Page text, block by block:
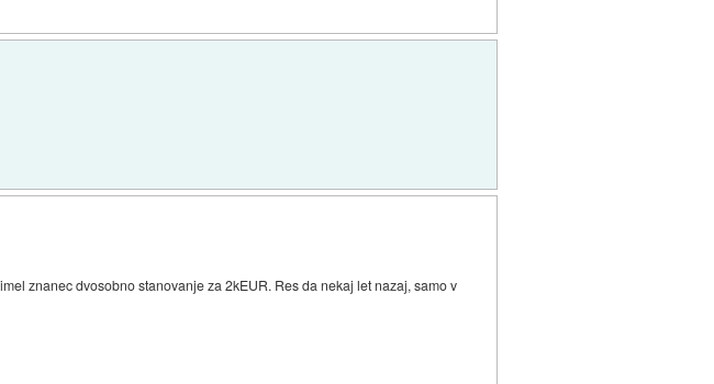
znanec dvosobno stanovanje za 2kEUR. Res da nekaj let nazaj, samo v